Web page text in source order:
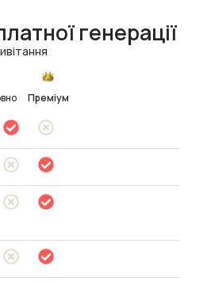
генерації
Преміум